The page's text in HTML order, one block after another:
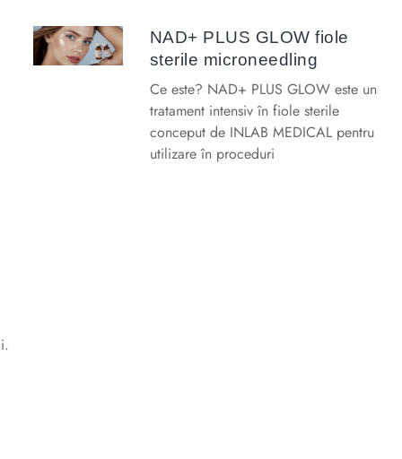
NAD+ PLUS GLOW fiole
sterile microneedling
Ce este? NAD+ PLUS GLOW este un
tratament intensiv în fiole sterile
conceput de INLAB MEDICAL pentru
utilizare în proceduri